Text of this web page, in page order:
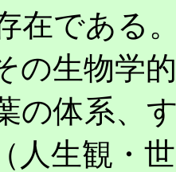
在である
の生物学
の体系、
人生観・